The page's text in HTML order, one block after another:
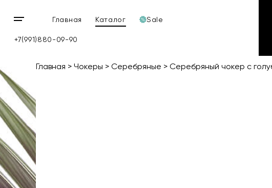
Открыть
меню
Главная Каталог Sale
+7(991)880-09-90
Главная Чокеры Серебряные Серебряный чокер с